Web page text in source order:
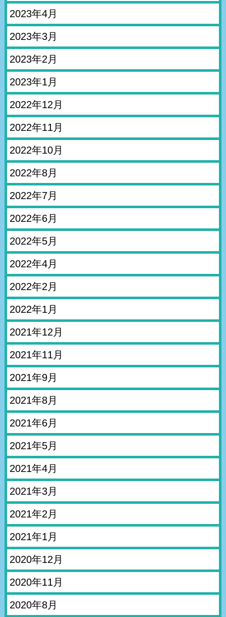
2023年4月
2023年3月
2023年2月
2023年1月
2022年12月
2022年11月
2022年10月
2022年8月
2022年7月
2022年6月
2022年5月
2022年4月
2022年2月
2022年1月
2021年12月
2021年11月
2021年9月
2021年8月
2021年6月
2021年5月
2021年4月
2021年3月
2021年2月
2021年1月
2020年12月
2020年11月
2020年8月